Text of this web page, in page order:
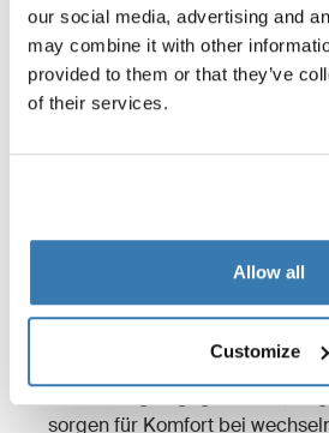
our social media, advertising and
may combine it with other
provided to them or that they’ve
of their services.
Allow all
Customize
Stabiler und schützender
Ein robuster Rahmen und
schützen die Passagiere und
Form.
mehr Stabilität und
Reflektierende Elemente,
Sicherheitsflaggen erhöhen
Abdeckungen gegen Wind,
sorgen für Komfort bei